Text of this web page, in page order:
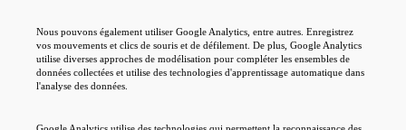
Nous pouvons également utiliser Google Analytics, entre autres. Enregistrez
vos mouvements et clics de souris et de défilement. De plus, Google Analytics
utilise diverses approches de modélisation pour compléter les ensembles de
données collectées et utilise des technologies d'apprentissage automatique dans
l'analyse des données.
Diese Cookies helfen uns, die Nutzung unserer Website zu verstehen.
Marketing
Diese Cookies werden verwendet, um Ihnen relevante Werbung anzuzeigen.
csrf
Dieser
Schutz vor Cross-Site-Request-
Sitzung
bubisoft_cookie_consent
Dieser
Speichert Ihre Cookie-
365
Alle akzeptieren
Anpassen